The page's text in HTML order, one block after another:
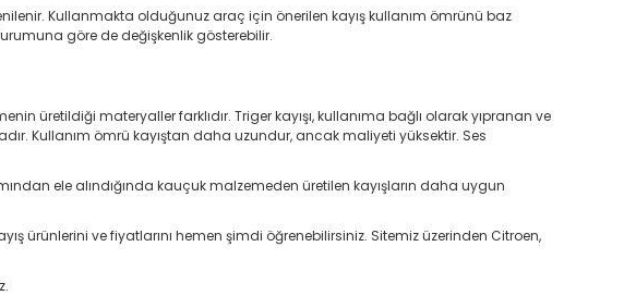
Kullanmakta olduğunuz araç için önerilen kayış kullanım ömrünü baz
göre de değişkenlik gösterebilir.
üretildiği materyaller farklıdır. Triger kayışı, kullanıma bağlı olarak yıpranan ve
Kullanım ömrü kayıştan daha uzundur, ancak maliyeti yüksektir. Ses
ele alındığında kauçuk malzemeden üretilen kayışların daha uygun
ürünlerini ve fiyatlarını hemen şimdi öğrenebilirsiniz. Sitemiz üzerinden Citroen,